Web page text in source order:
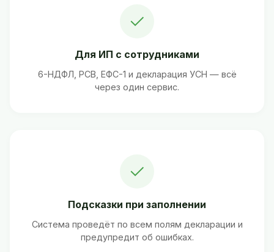
✓
Для ИП с сотрудниками
6-НДФЛ, РСВ, ЕФС-1 и декларация УСН — всё
через один сервис.
✓
Подсказки при заполнении
Система проведёт по всем полям декларации и
предупредит об ошибках.